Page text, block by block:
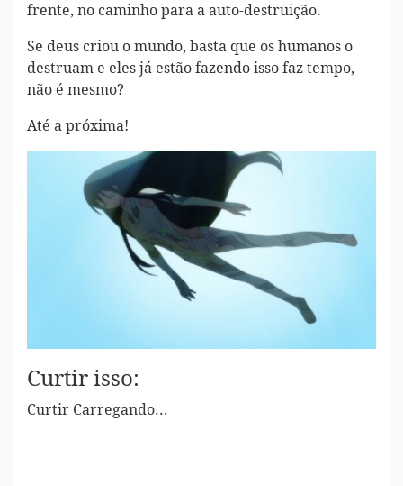
frente, no caminho para a auto-destruição.
Se deus criou o mundo, basta que os humanos o
destruam e eles já estão fazendo isso faz tempo,
não é mesmo?
Até a próxima!
Curtir isso:
Curtir Carregando...